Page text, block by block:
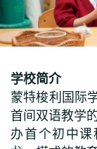
学校简介
蒙特梭利国际
首间双语教学
办首个初中课